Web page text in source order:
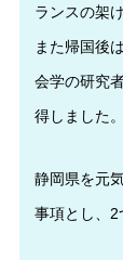
ランスの架
また帰国後
会学の研究
得しました。
静岡県を元
事項とし、2